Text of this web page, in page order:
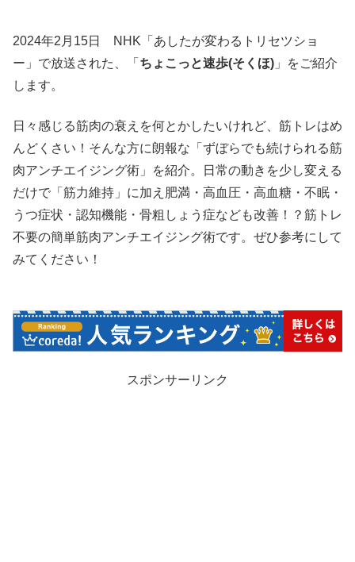
2024年2月15日 NHK「あしたが変わるトリセツショ
ー」で放送された、「 ちょこっと速歩(そくほ) 」をご紹介
します。
日々感じる筋肉の衰えを何とかしたいけれど、筋トレはめ
んどくさい！そんな方に朗報な「ずぼらでも続けられる筋
肉アンチエイジング術」を紹介。日常の動きを少し変える
だけで「筋力維持」に加え肥満・高血圧・高血糖・不眠・
うつ症状・認知機能・骨粗しょう症なども改善！？筋トレ
不要の簡単筋肉アンチエイジング術です。ぜひ参考にして
みてください！
スポンサーリンク